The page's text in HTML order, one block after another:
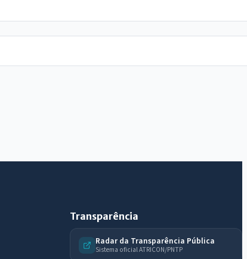
Transparência
Radar da Transparência Pública
Sistema oficial ATRICON/PNTP
IntGest AI